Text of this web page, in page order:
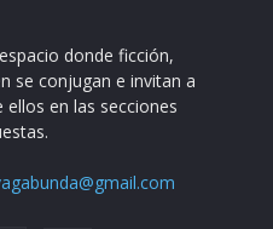
donde ficción,
se conjugan e invitan a
en las secciones